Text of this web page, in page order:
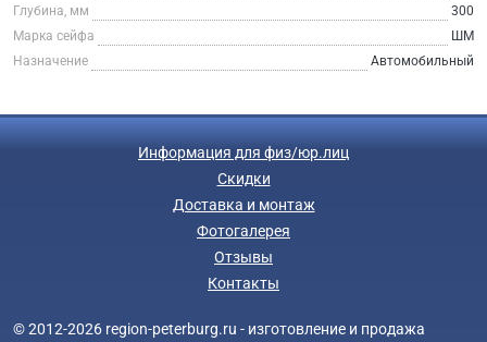
Глубина, мм
300
Марка сейфа
ШМ
Назначение
Автомобильный
Информация для физ/юр.лиц
Скидки
Доставка и монтаж
Фотогалерея
Отзывы
Контакты
© 2012-2026 region-peterburg.ru - изготовление и продажа